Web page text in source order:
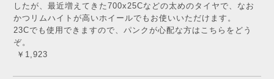
したが、最近増えてきた700x25Cなどの太めのタイヤで、なお
かつリムハイトが高いホイールでもお使いいただけます。
23Cでも使用できますので、パンクが心配な方はこちらをどう
ぞ。
￥1,923